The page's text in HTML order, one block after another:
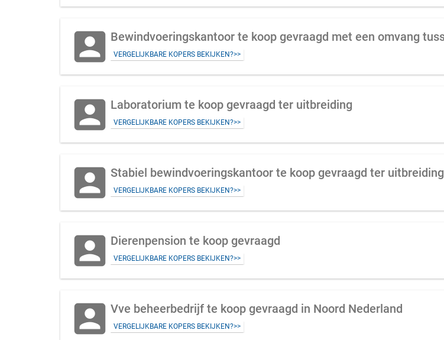
account_box VERGELIJKBARE KOPERS BEKIJKEN?>>
account_box Laboratorium te koop gevraagd ter uitbreiding
VERGELIJKBARE KOPERS BEKIJKEN?>>
account_box Stabiel bewindvoeringskantoor te koop gevraagd ter uitbreiding
VERGELIJKBARE KOPERS BEKIJKEN?>>
account_box Dierenpension te koop gevraagd
VERGELIJKBARE KOPERS BEKIJKEN?>>
account_box Vve beheerbedrijf te koop gevraagd in Noord Nederland
VERGELIJKBARE KOPERS BEKIJKEN?>>